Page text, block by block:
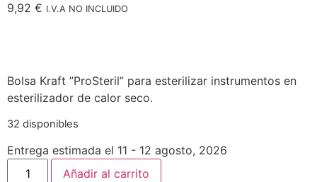
9,92 € I.V.A NO INCLUIDO
Bolsa Kraft ”ProSteril” para esterilizar instrumentos en
esterilizador de calor seco.
32 disponibles
Entrega estimada el 11 - 12 agosto, 2026
Añadir al carrito